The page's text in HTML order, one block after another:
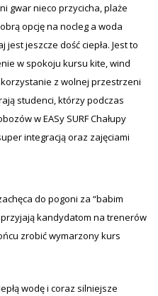
gwar nieco przycicha, plaże
opcję na nocleg a woda
jeszcze dość ciepła. Jest to
w spokoju kursu kite, wind
z wolnej przestrzeni
studenci, którzy podczas
w EASy SURF Chałupy
integracją oraz zajęciami
do pogoni za “babim
kandydatom na trenerów
zrobić wymarzony kurs
wodę i coraz silniejsze